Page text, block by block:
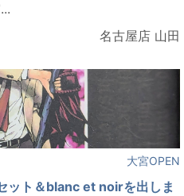
名古屋店 山田
大宮OPEN
ット＆blanc et noirを出しま